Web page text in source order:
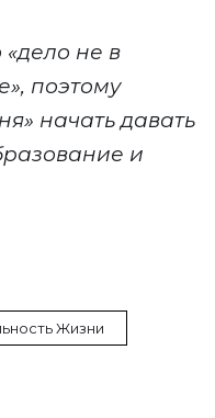
не в
поэтому
начать давать
и
Жизни